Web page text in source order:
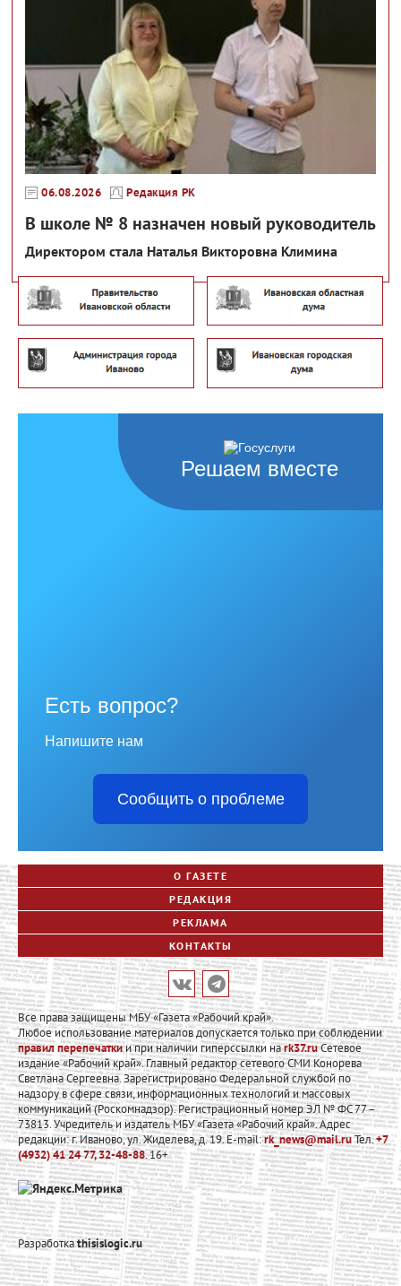
06.08.2026 Редакция РК
В школе № 8 назначен новый руководитель
Директором стала Наталья Викторовна Климина
Решаем вместе
Есть вопрос?
Напишите нам
Сообщить о проблеме
О ГАЗЕТЕ
РЕДАКЦИЯ
РЕКЛАМА
КОНТАКТЫ
Все права защищены МБУ «Газета «Рабочий край».
Любое использование материалов допускается только при соблюдении
правил перепечаткии при наличии гиперссылки наrk37.ruСетевое
издание «Рабочий край». Главный редактор сетевого СМИ Конорева
Светлана Сергеевна. Зарегистрировано Федеральной службой по
надзору в сфере связи, информационных технологий и массовых
коммуникаций (Роскомнадзор). Регистрационный номер ЭЛ № ФС 77 –
73813. Учредитель и издатель МБУ «Газета «Рабочий край». Адрес
редакции: г. Иваново, ул. Жиделева, д. 19. E-mail:rk_news@mail.ruТел.+7
(4932) 41 24 77, 32-48-88. 16+
Разработкаthisislogic.ru